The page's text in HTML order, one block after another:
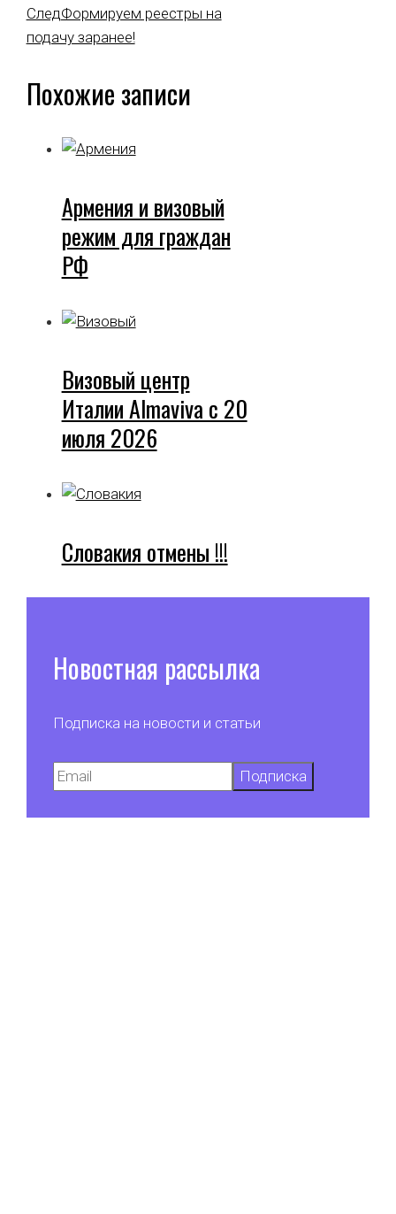
СледФормируем реестры на
подачу заранее!
Похожие записи
Армения и визовый
режим для граждан
РФ
Визовый центр
Италии Almaviva с 20
июля 2026
Словакия отмены !!!
Новостная рассылка
Подписка на новости и статьи